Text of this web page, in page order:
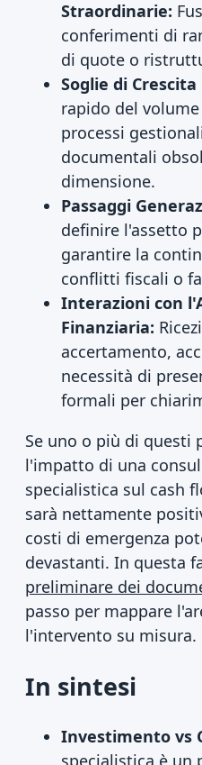
Straordinarie:
conferimenti di
di quote o
Soglie di Crescita
rapido del
processi
documentali
dimensione.
Passaggi
definire l'assetto
garantire la
conflitti fiscali o
Interazioni con
Finanziaria:
accertamento,
necessità di
formali per
Se uno o più di questi
l'impatto di una
specialistica sul cash
sarà nettamente
costi di emergenza
devastanti. In questa
preliminare dei
passo per mappare
l'intervento su misura.
In sintesi
Investimento vs
specialistica è